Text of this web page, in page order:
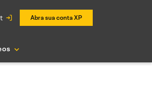
Abra sua conta XP